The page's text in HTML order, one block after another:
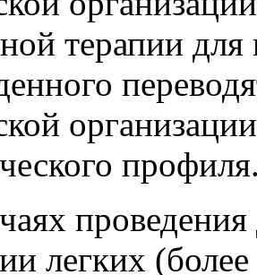
терапии
легких